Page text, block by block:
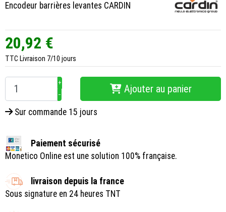
Encodeur barrières levantes CARDIN
20,92 €
TTC Livraison 7/10 jours
+
−
Ajouter au panier
Sur commande 15 jours
Paiement sécurisé
Monetico Online est une solution 100% française.
livraison depuis la france
Sous signature en 24 heures TNT